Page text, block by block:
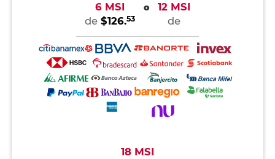
6 MSI
de $126.53
o
12 MSI
de
18 MSI